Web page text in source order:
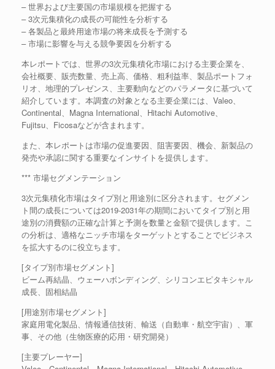
– 世界および主要国の市場規模を把握する
– 3次元集積化の成長の可能性を分析する
– 各製品と最終用途市場の将来成長を予測する
– 市場に影響を与える競争要因を分析する
本レポートでは、世界の3次元集積化市場における主要企業を、
会社概要、販売数量、売上高、価格、粗利益率、製品ポートフォ
リオ、地理的プレゼンス、主要動向などのパラメータに基づいて
紹介しています。本調査の対象となる主要企業には、Valeo、
Continental、Magna International、Hitachi Automotive、
Fujitsu、Ficosaなどが含まれます。
また、本レポートは市場の促進要因、阻害要因、機会、新製品の
発売や承認に関する重要なインサイトを提供します。
*** 市場セグメンテーション
3次元集積化市場はタイプ別と用途別に区分されます。セグメン
ト間の成長については2019-2031年の期間においてタイプ別と用
途別の消費額の正確な計算と予測を数量と金額で提供します。こ
の分析は、適格なニッチ市場をターゲットとすることでビジネス
を拡大するのに役立ちます。
[タイプ別市場セグメント]
ビーム再結晶、ウェーハボンディング、シリコンエピタキシャル
成長、固相結晶
[用途別市場セグメント]
家庭用電化製品、情報通信技術、輸送（自動車・航空宇宙）、軍
事、その他（生物医療的応用・研究開発）
[主要プレーヤー]